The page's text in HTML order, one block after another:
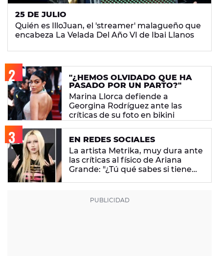
25 DE JULIO
Quién es IlloJuan, el 'streamer' malagueño que
encabeza La Velada Del Año VI de Ibai Llanos
"¿HEMOS OLVIDADO QUE HA
PASADO POR UN PARTO?"
Marina Llorca defiende a
Georgina Rodríguez ante las
críticas de su foto en bikini
EN REDES SOCIALES
La artista Metrika, muy dura ante
las críticas al físico de Ariana
Grande: "¿Tú qué sabes si tiene